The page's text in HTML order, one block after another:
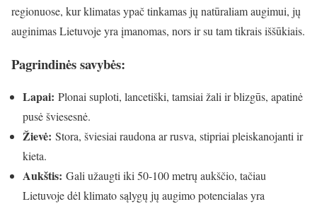
regionuose, kur klimatas ypač tinkamas jų natūraliam augimui, jų
auginimas Lietuvoje yra įmanomas, nors ir su tam tikrais iššūkiais.
Pagrindinės savybės:
Lapai: Plonai suploti, lancetiški, tamsiai žali ir blizgūs, apatinė
pusė šviesesnė.
Žievė: Stora, šviesiai raudona ar rusva, stipriai pleiskanojanti ir
kieta.
Aukštis: Gali užaugti iki 50-100 metrų aukščio, tačiau
Lietuvoje dėl klimato sąlygų jų augimo potencialas yra